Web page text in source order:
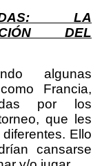
LA
DEL
algunas
Francia,
por los
que les
Ello
cansarse